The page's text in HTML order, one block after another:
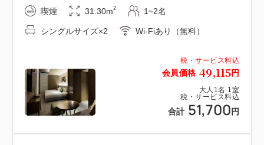
税・サービス料込
会員価格 49,115円
大人 1名 1室
税・サービス料込
合計 51,700 円
喫煙 31.30m2 1~2名
シングルサイズ×2 Wi-Fiあり（無料）